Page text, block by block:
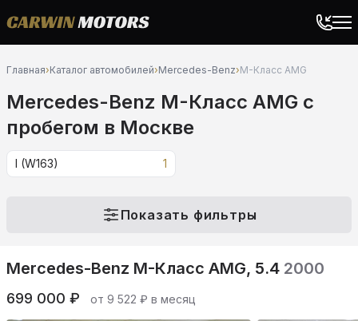
Главная›Каталог автомобилей›Mercedes-Benz›M-Класс AMG
Mercedes-Benz M-Класс AMG c
пробегом в Москве
I (W163) 1
Показать фильтры
Mercedes-Benz M-Класс AMG, 5.4 2000
699 000 ₽ от 9 522 ₽ в месяц